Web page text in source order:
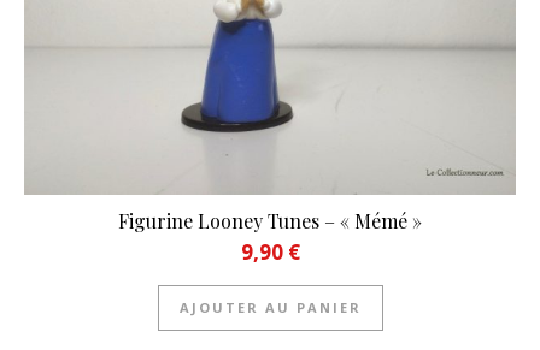
Figurine Looney Tunes – « Mémé »
9,90 €
AJOUTER AU PANIER